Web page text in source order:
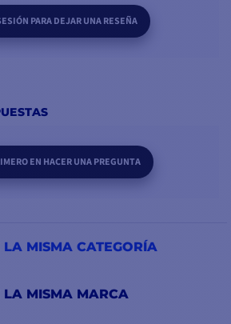
PARA DEJAR UNA RESEÑA
EN HACER UNA PREGUNTA
MISMA CATEGORÍA
LA MISMA MARCA